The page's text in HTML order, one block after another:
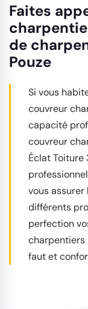
Faites
de
Pouze
Si vous
couvreur
capacité
couvreur
Éclat Toiture
vous
différents
perfection
charpentiers
faut et